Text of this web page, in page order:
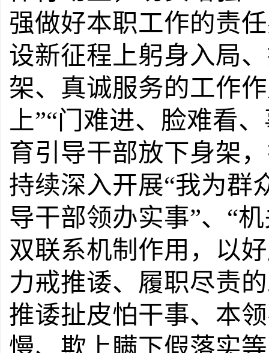
强做好本职工作的责
设新征程上躬身入局
架、真诚服务的工作
上”“门难进、脸难看
育引导干部放下身架
持续深入开展“我为群
导干部领办实事”、 “
双联系机制作用，以
力戒推诿、履职尽责
推诿扯皮怕干事、本
慢、欺上瞒下假落实